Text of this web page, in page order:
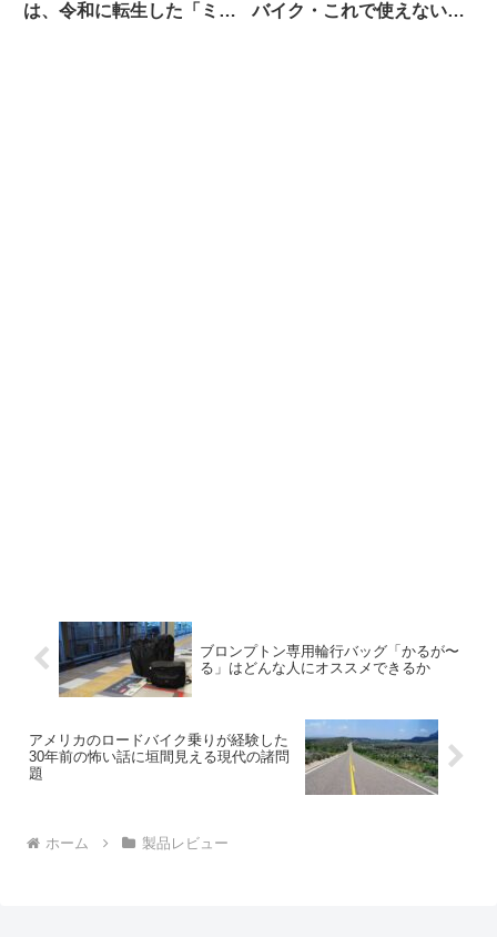
は、令和に転生した「ミニ
バイク・これで使えないバ
ブロンプトン専用輪行バッグ「かるが〜
る」はどんな人にオススメできるか
アメリカのロードバイク乗りが経験した
30年前の怖い話に垣間見える現代の諸問
題
ホーム 製品レビュー